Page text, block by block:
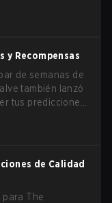
y Recompensas
de semanas de
también lanzó
tus predicciones
de Calidad
para The